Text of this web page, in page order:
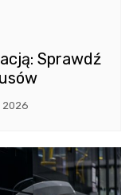
Sprawdź
2026